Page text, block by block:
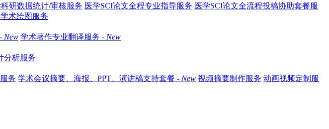
科研数据统计/审核服务 医学SCI论文全程专业指导服务 医学SCI论文全流程投稿协助套餐服
术绘图服务
New 学术著作专业翻译服务 - New
分析服务
务 学术会议摘要、海报、PPT、演讲稿支持套餐 - New 视频摘要制作服务 动画视频定制服